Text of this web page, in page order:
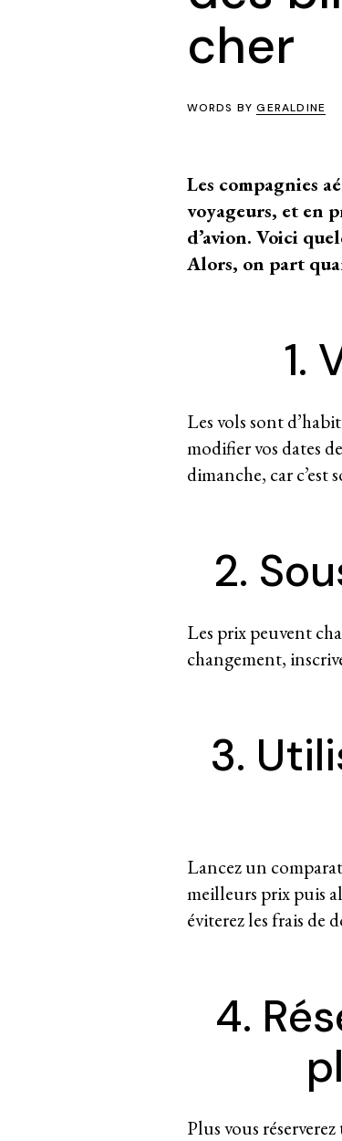
cher
WORDS BYGERALDINE
Les compagnies
voyageurs, et en
d’avion. Voici
Alors, on part
1.
Les vols sont
modifier vos dates
dimanche, car c’est
2.
Les prix peuvent
changement,
3.
Lancez un
meilleurs prix puis
éviterez les frais de
4.
Plus vous